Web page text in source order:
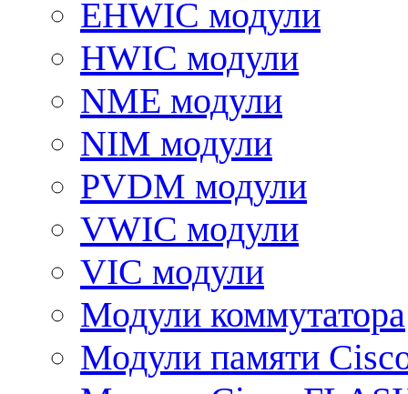
EHWIC модули
HWIC модули
NME модули
NIM модули
PVDM модули
VWIC модули
VIC модули
Модули коммутатора
Модули памяти